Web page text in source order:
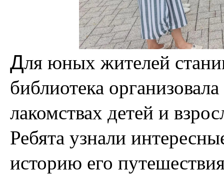
Для юных жителей
библиотека
лакомствах детей и
Ребята узнали
историю его